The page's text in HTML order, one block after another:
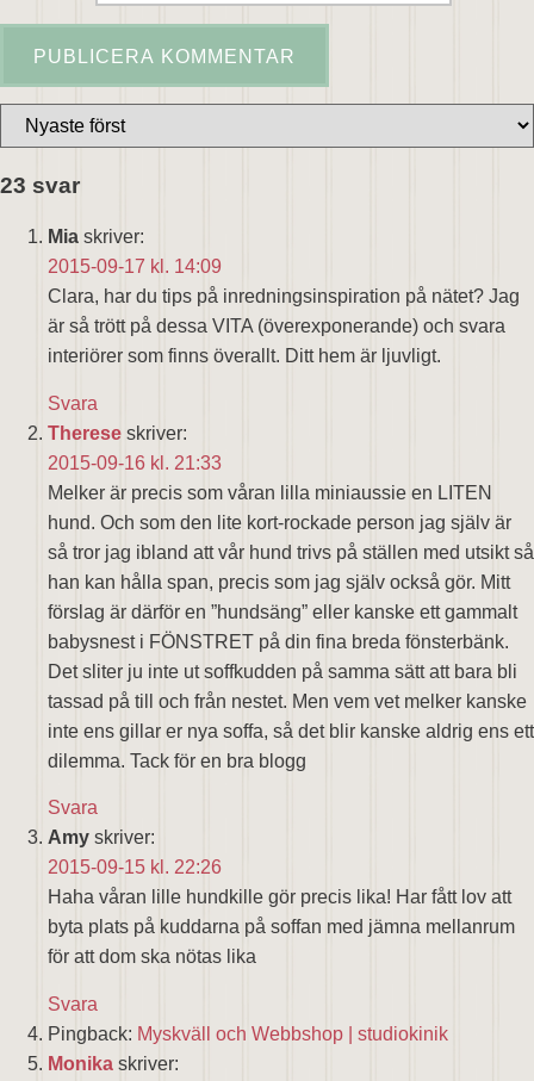
23 svar
Mia skriver:
2015-09-17 kl. 14:09
Clara, har du tips på inredningsinspiration på nätet? Jag
är så trött på dessa VITA (överexponerande) och svara
interiörer som finns överallt. Ditt hem är ljuvligt.
Svara
Therese skriver:
2015-09-16 kl. 21:33
Melker är precis som våran lilla miniaussie en LITEN
hund. Och som den lite kort-rockade person jag själv är
så tror jag ibland att vår hund trivs på ställen med utsikt så
han kan hålla span, precis som jag själv också gör. Mitt
förslag är därför en ”hundsäng” eller kanske ett gammalt
babysnest i FÖNSTRET på din fina breda fönsterbänk.
Det sliter ju inte ut soffkudden på samma sätt att bara bli
tassad på till och från nestet. Men vem vet melker kanske
inte ens gillar er nya soffa, så det blir kanske aldrig ens ett
dilemma. Tack för en bra blogg
Svara
Amy skriver:
2015-09-15 kl. 22:26
Haha våran lille hundkille gör precis lika! Har fått lov att
byta plats på kuddarna på soffan med jämna mellanrum
för att dom ska nötas lika
Svara
Pingback: Myskväll och Webbshop | studiokinik
Monika skriver: